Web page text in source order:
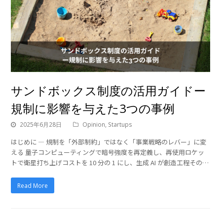
サンドボックス制度の活用ガイドー
規制に影響を与えた3つの事例
2025年6月28日 Opinion, Startups
はじめに ― 規制を「外部制約」ではなく「事業戦略のレバー」に変
える 量子コンピューティングで暗号強度を再定義し、再使用ロケッ
トで衛星打ち上げコストを 10 分の 1 にし、生成 AI が創造工程その…
Read More